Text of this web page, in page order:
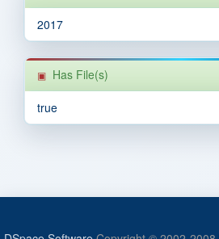
2017
Has File(s)
true